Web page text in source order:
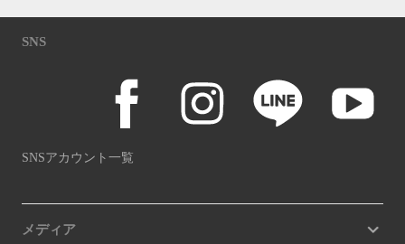
SNS
SNSアカウント一覧
メディア